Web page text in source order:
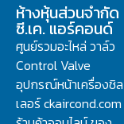
ห้างหุ้นส่วนจำกัด
ซี.เค. แอร์คอนด์
ศูนย์รวมอะไหล่ วาล์ว
Control Valve
อุปกรณ์หน้าเครื่องชิล
เลอร์ ckaircond.com